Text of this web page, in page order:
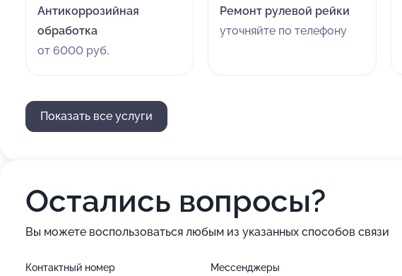
Антикоррозийная
обработка
от 6000 руб.
Ремонт рулевой рейки
уточняйте по телефону
Показать все услуги
Остались вопросы?
Вы можете воспользоваться любым из указанных способов связи
Контактный номер Мессенджеры